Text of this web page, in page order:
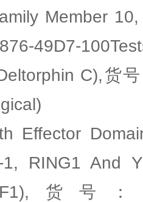
Member
49D7-
C),货
Effector
1, RING1 And
货号：